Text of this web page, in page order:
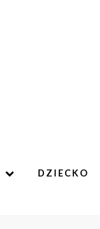
DZIECKO